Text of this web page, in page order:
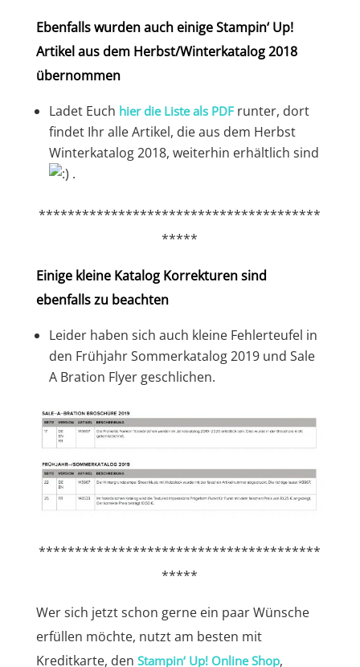
Ebenfalls wurden auch einige Stampin‘ Up!
Artikel aus dem Herbst/Winterkatalog 2018
übernommen
Ladet Euch hier die Liste als PDFrunter, dort
findet Ihr alle Artikel, die aus dem Herbst
Winterkatalog 2018, weiterhin erhältlich sind
.
***************************************
*****
Einige kleine Katalog Korrekturen sind
ebenfalls zu beachten
Leider haben sich auch kleine Fehlerteufel in
den Frühjahr Sommerkatalog 2019 und Sale
A Bration Flyer geschlichen.
***************************************
*****
Wer sich jetzt schon gerne ein paar Wünsche
erfüllen möchte, nutzt am besten mit
Kreditkarte, den Stampin‘ Up! Online Shop,